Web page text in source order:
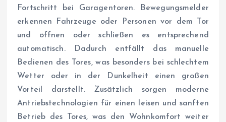
Fortschritt bei Garagentoren. Bewegungsmelder
erkennen Fahrzeuge oder Personen vor dem Tor
und öffnen oder schließen es entsprechend
automatisch. Dadurch entfällt das manuelle
Bedienen des Tores, was besonders bei schlechtem
Wetter oder in der Dunkelheit einen großen
Vorteil darstellt. Zusätzlich sorgen moderne
Antriebstechnologien für einen leisen und sanften
Betrieb des Tores, was den Wohnkomfort weiter